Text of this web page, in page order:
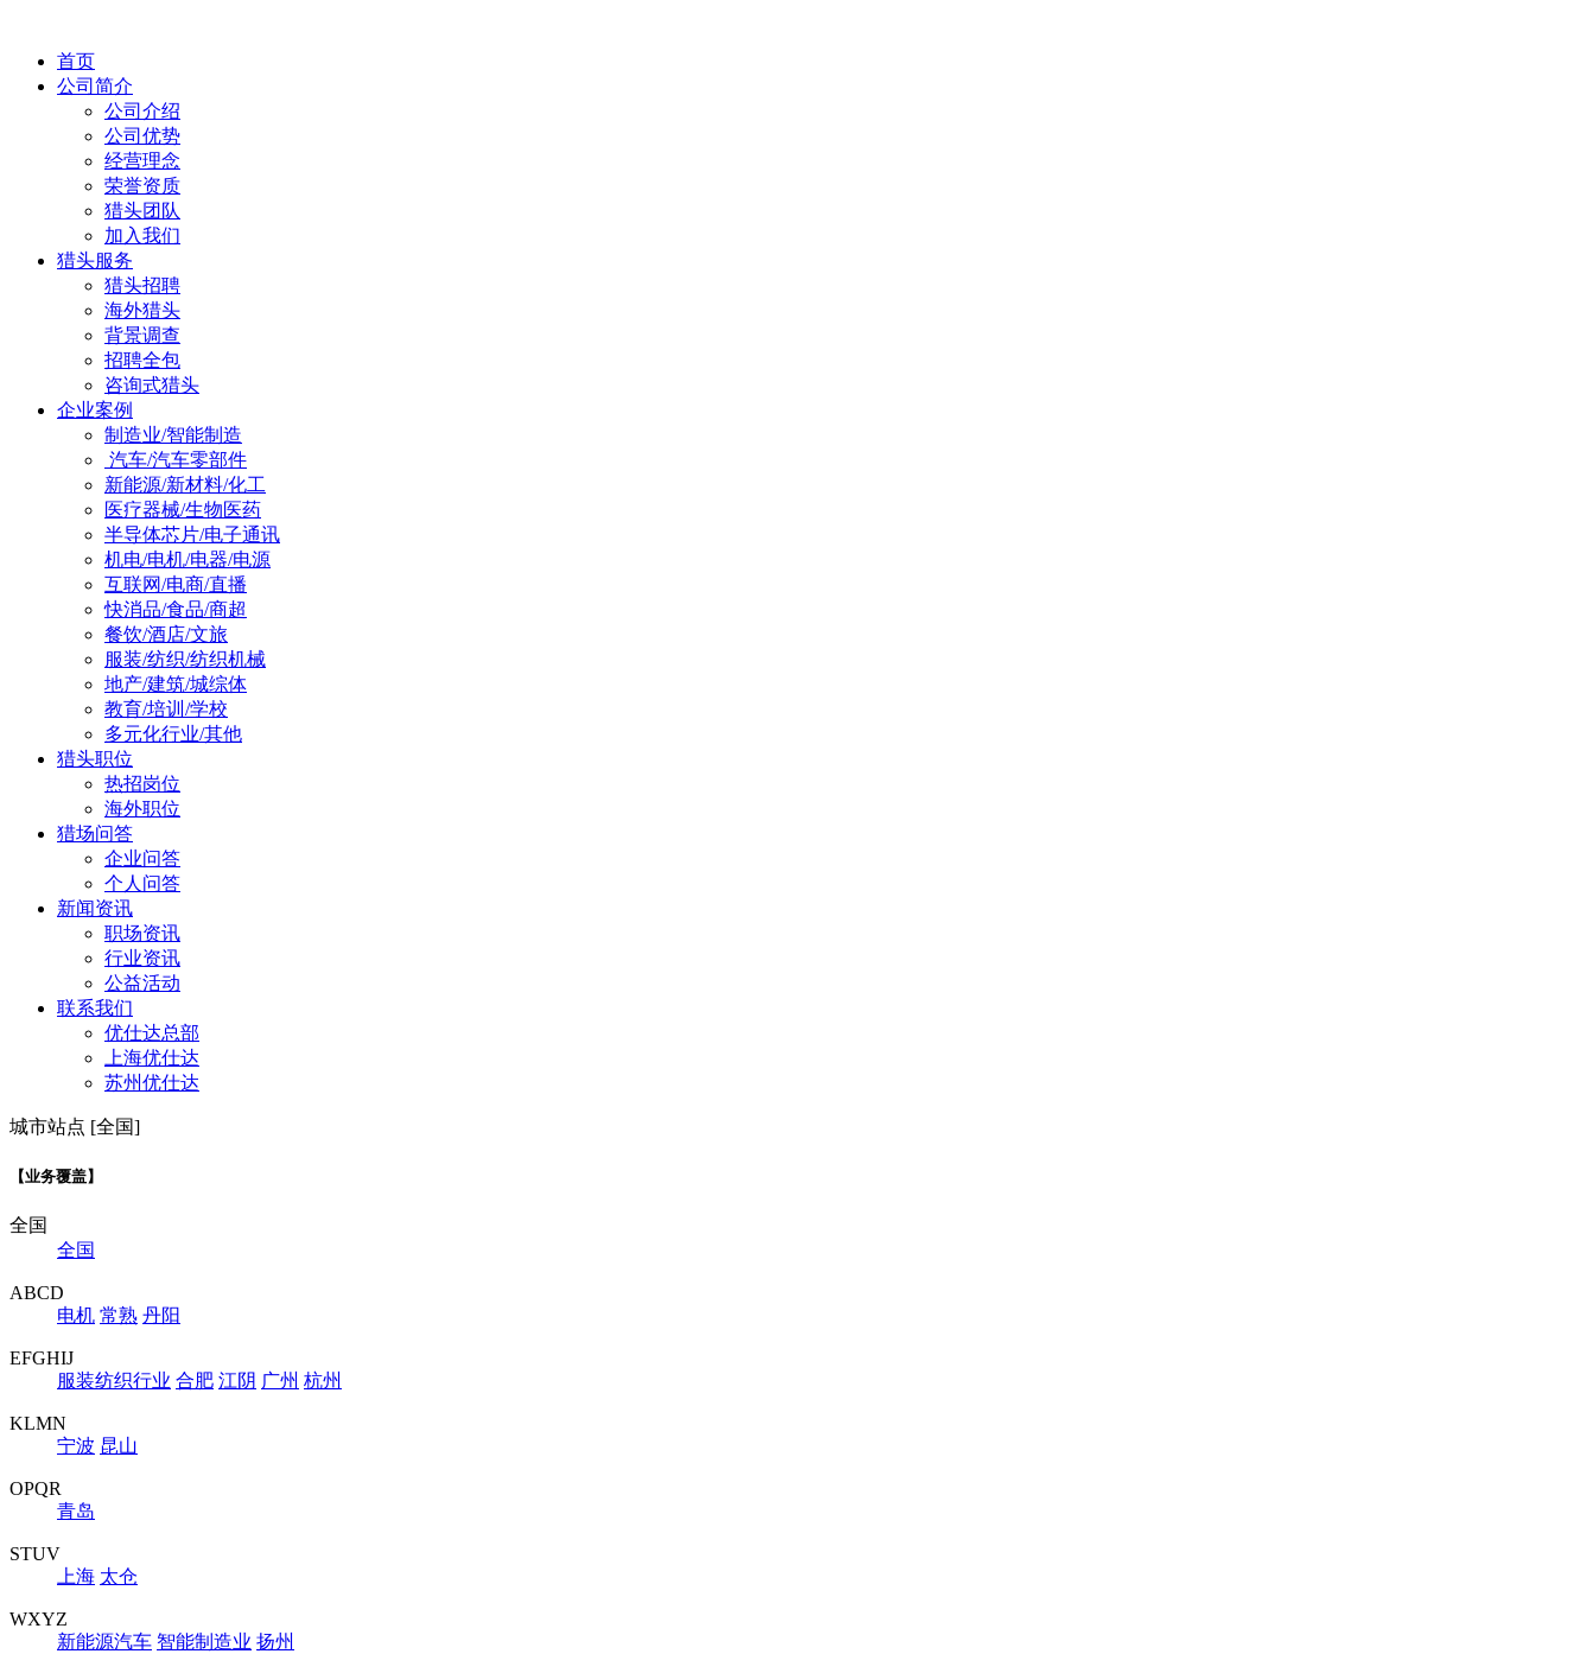
首页
公司简介
公司介绍
公司优势
经营理念
荣誉资质
猎头团队
加入我们
猎头服务
猎头招聘
海外猎头
背景调查
招聘全包
咨询式猎头
企业案例
制造业/智能制造
汽车/汽车零部件
新能源/新材料/化工
医疗器械/生物医药
半导体芯片/电子通讯
机电/电机/电器/电源
互联网/电商/直播
快消品/食品/商超
餐饮/酒店/文旅
服装/纺织/纺织机械
地产/建筑/城综体
教育/培训/学校
多元化行业/其他
猎头职位
热招岗位
海外职位
猎场问答
企业问答
个人问答
新闻资讯
职场资讯
行业资讯
公益活动
联系我们
优仕达总部
上海优仕达
苏州优仕达
城市站点 [全国]
【业务覆盖】
全国
全国
ABCD
电机 常熟 丹阳
EFGHIJ
服装纺织行业 合肥 江阴 广州 杭州
KLMN
宁波 昆山
OPQR
青岛
STUV
上海 太仓
WXYZ
新能源汽车 智能制造业 扬州